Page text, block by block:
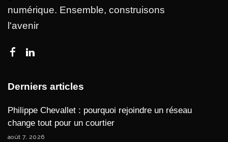
numérique. Ensemble, construisons
l'avenir
Derniers articles
Philippe Chevallet : pourquoi rejoindre un réseau
change tout pour un courtier
août 7, 2026